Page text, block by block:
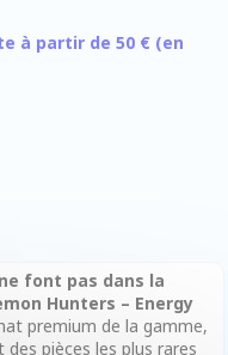
à partir de 50 € (en
font pas dans la
Hunters – Energy
premium de la gamme,
pièces les plus rares